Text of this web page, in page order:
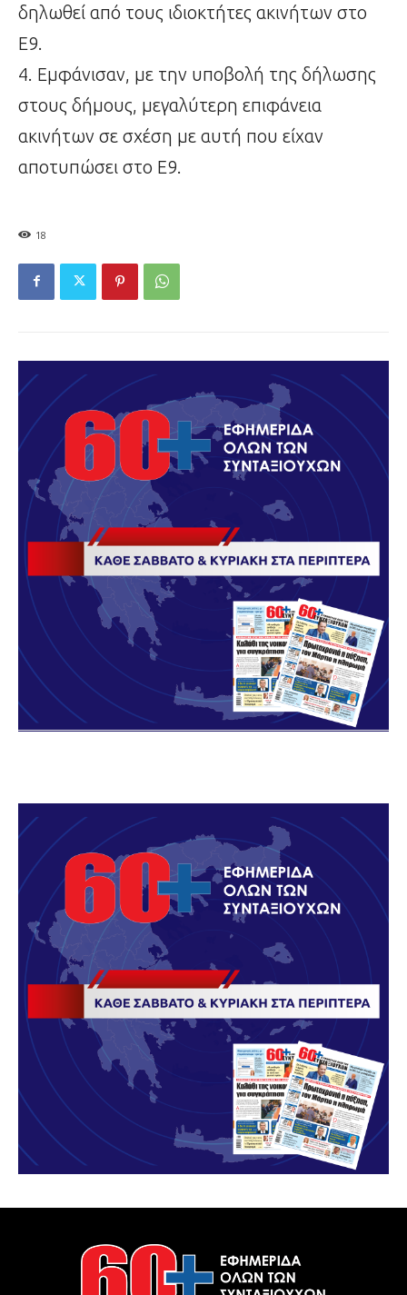
δηλωθεί από τους ιδιοκτήτες ακινήτων στο
Ε9.
4. Εμφάνισαν, με την υποβολή της δήλωσης
στους δήμους, μεγαλύτερη επιφάνεια
ακινήτων σε σχέση με αυτή που είχαν
αποτυπώσει στο Ε9.
18